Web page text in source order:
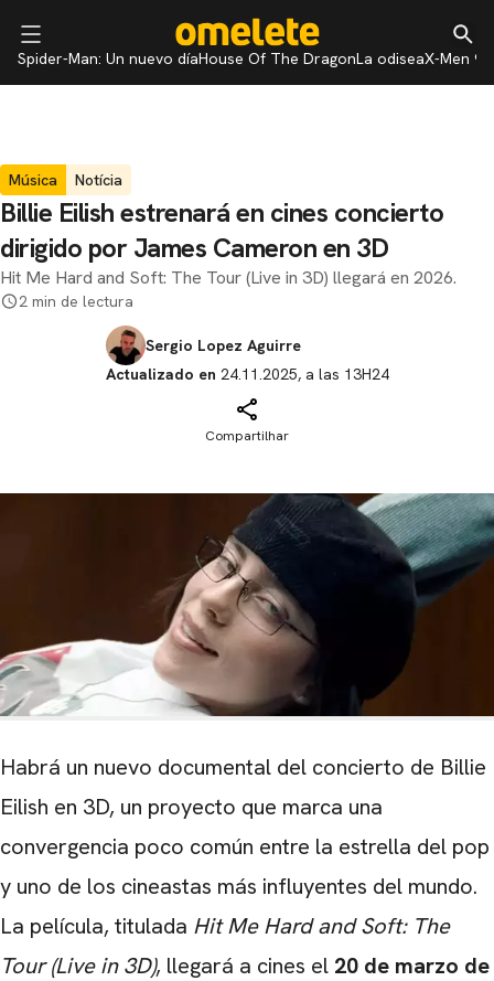
Spider-Man: Un nuevo díaHouse Of The DragonLa odiseaX-Men 97
Música Notícia
Billie Eilish estrenará en cines concierto
dirigido por James Cameron en 3D
Hit Me Hard and Soft: The Tour (Live in 3D) llegará en 2026.
2 min de lectura
Sergio Lopez Aguirre
Actualizado en 24.11.2025, a las 13H24
Compartilhar
Habrá un nuevo documental del concierto de Billie
Eilish en 3D, un proyecto que marca una
convergencia poco común entre la estrella del pop
y uno de los cineastas más influyentes del mundo.
La película, titulada Hit Me Hard and Soft: The
Tour (Live in 3D), llegará a cines el 20 de marzo de